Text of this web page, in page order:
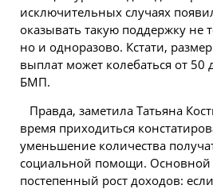
исключительных случаях
оказывать такую поддержку не
но и одноразово. Кстати,
выплат может колебаться от 50
БМП.
Правда, заметила Татьяна
время приходиться
уменьшение количества
социальной помощи. Основной
постепенный рост доходов: